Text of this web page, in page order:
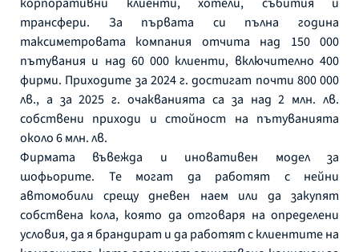
трансфери. За първата си пълна година
таксиметровата компания отчита над 150 000
пътувания и над 60 000 клиенти, включително 400
фирми. Приходите за 2024 г. достигат почти 800 000
лв., а за 2025 г. очакванията са за над 2 млн. лв.
собствени приходи и стойност на пътуванията
около 6 млн. лв.
Фирмата въвежда и иновативен модел за
шофьорите. Те могат да работят с нейни
автомобили срещу дневен наем или да закупят
собствена кола, която да отговаря на определени
условия, да я брандират и да работят с клиентите на